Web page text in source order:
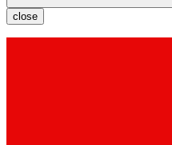
close